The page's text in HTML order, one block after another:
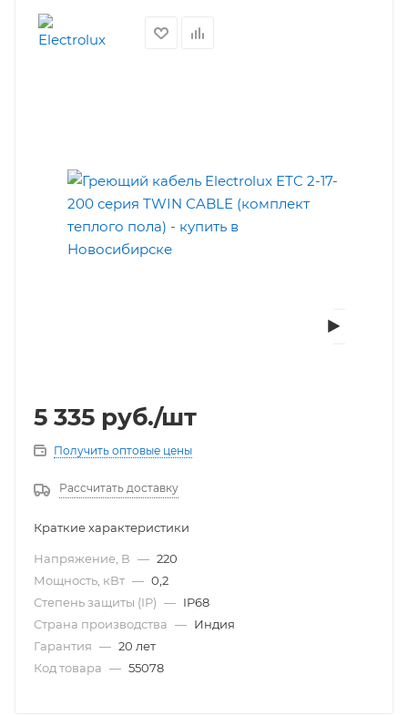
5 335 руб./шт
Получить оптовые цены
Рассчитать доставку
Краткие характеристики
Напряжение, В — 220
Мощность, кВт — 0,2
Степень защиты (IP) — IP68
Страна производства — Индия
Гарантия — 20 лет
Код товара — 55078